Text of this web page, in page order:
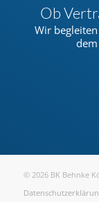
Ob
Wir
© 2026 BK Behnke